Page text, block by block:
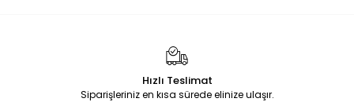
Hızlı Teslimat
Siparişleriniz en kısa sürede elinize ulaşır.